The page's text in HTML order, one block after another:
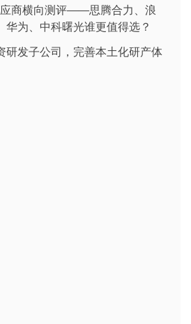
商横向测评——思腾合力、浪
华为、中科曙光谁更值得选？
研发子公司，完善本土化研产体